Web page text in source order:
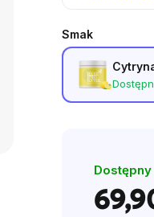
Smak
Dostępny